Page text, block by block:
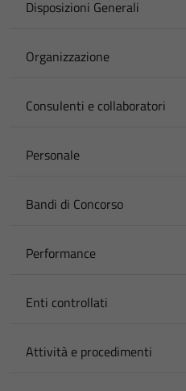
Disposizioni Generali
Organizzazione
Consulenti e collaboratori
Personale
Bandi di Concorso
Performance
Enti controllati
Attività e procedimenti